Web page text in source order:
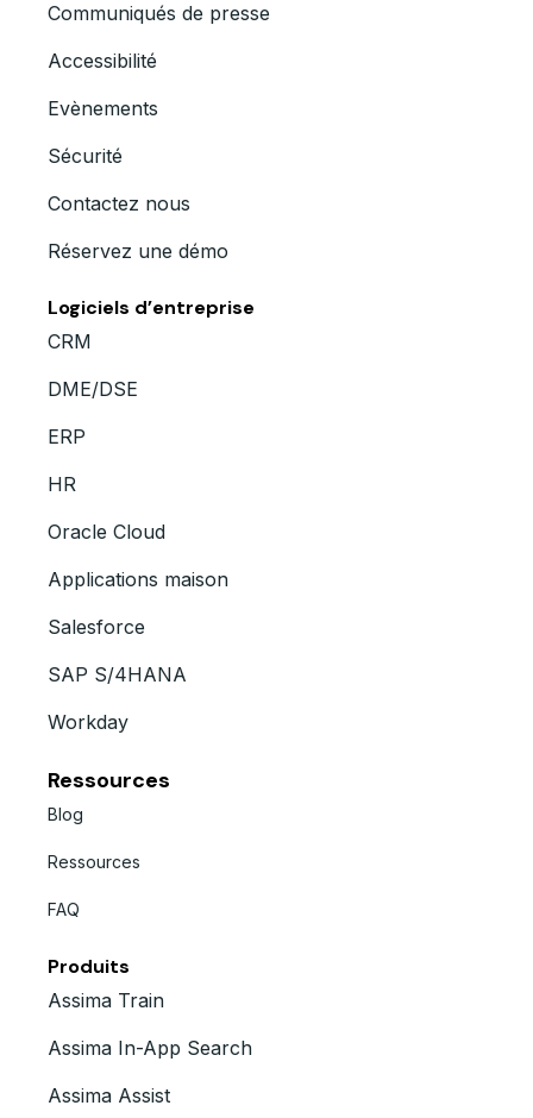
Communiqués de presse
Accessibilité
Evènements
Sécurité
Contactez nous
Réservez une démo
Logiciels d’entreprise
CRM
DME/DSE
ERP
HR
Oracle Cloud
Applications maison
Salesforce
SAP S/4HANA
Workday
Ressources
Blog
Ressources
FAQ
Produits
Assima Train
Assima In-App Search
Assima Assist